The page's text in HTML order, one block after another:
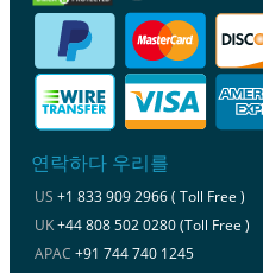
연락하다 우리를
US +1 833 909 2966 ( Toll Free )
UK+44 808 502 0280 (Toll Free )
APAC +91 744 740 1245